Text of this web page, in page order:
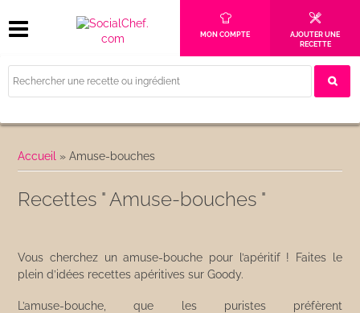
MON COMPTE
AJOUTER UNE
RECETTE
Accueil »Amuse-bouches
Recettes " Amuse-bouches "
Vous cherchez un amuse-bouche pour l’apéritif ! Faites le
plein d’idées recettes apéritives sur Goody.
L’amuse-bouche, que les puristes préfèrent